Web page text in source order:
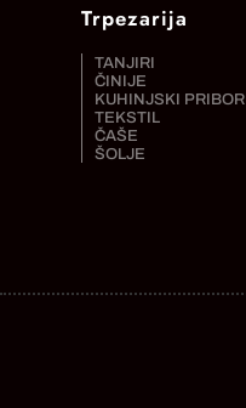
Trpezarija
TANJIRI
ČINIJE
KUHINJSKI PRIBOR
TEKSTIL
ČAŠE
ŠOLJE